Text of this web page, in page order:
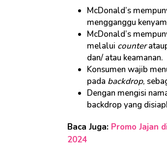
McDonald’s
mengganggu
McDonald’s
melalui counter
dan/ atau keamanan.
Konsumen wajib
pada backdrop,
Dengan mengisi
backdrop yang
Baca Juga: Promo Jajan
2024